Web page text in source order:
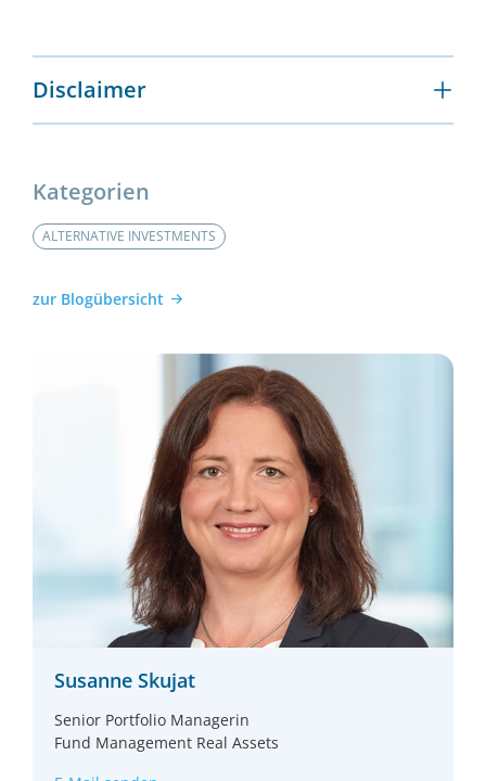
Disclaimer
dieser Anzeige darf kein Kaufauftrag
Dieses Dokument wurde von der Helaba Invest mit
Gewissen erstellt. Es dient ausschließlich zu
gem. § 1 Abs. 19 Nr. 32 KAGB bzw. professionelle
Kunden gem. § 67 Abs. 2 WpHG und ist nicht auf
die speziellen Anlageziele, Finanzsituationen oder
Bedürfnisse individueller Empfänger ausgerichtet.
Bevor ein Empfänger dieses Dokuments auf der
Grundlage der darin enthaltenen Informationen
oder Empfehlungen handelt, sollte er abwägen, ob
diese Entscheidung für seine individuellen
Umstände passend ist und sollte folglich seine
Anlageentscheidung unter Hinzuziehung eines
unabhängigen fachlichen Beistandes treffen.
dazugehörigen mündlichen Erläuterungen nur von
eingeschränkter Aussagekraft. Alle in dem
vorliegenden Dokument aufgeführten
Kategorien
ALTERNATIVE INVESTMENTS
zur Blogübersicht
Susanne Skujat
Senior Portfolio Managerin
Fund Management Real Assets